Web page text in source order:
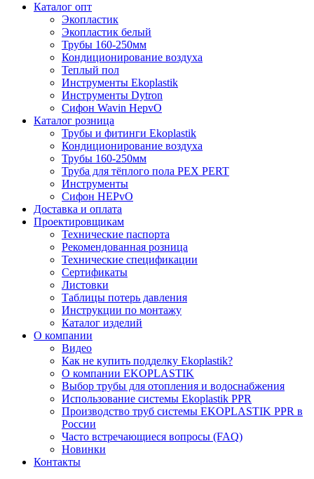
Каталог опт
Экопластик
Экопластик белый
Трубы 160-250мм
Кондиционирование воздуха
Теплый пол
Инструменты Ekoplastik
Инструменты Dytron
Сифон Wavin HepvO
Каталог розница
Трубы и фитинги Ekoplastik
Кондиционирование воздуха
Трубы 160-250мм
Труба для тёплого пола PEX PERT
Инструменты
Сифон HEPvO
Доставка и оплата
Проектировщикам
Технические паспорта
Рекомендованная розница
Технические спецификации
Сертификаты
Листовки
Таблицы потерь давления
Инструкции по монтажу
Каталог изделий
О компании
Видео
Как не купить подделку Ekoplastik?
О компании EKOPLASTIK
Выбор трубы для отопления и водоснабжения
Использование системы Ekoplastik PPR
Производство труб системы EKOPLASTIK PPR в
России
Часто встречающиеся вопросы (FAQ)
Новинки
Контакты